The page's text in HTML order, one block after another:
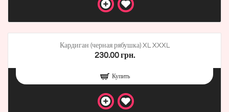
Кардиган (черная рябушка) XL XXXL
230.00 грн.
Купить